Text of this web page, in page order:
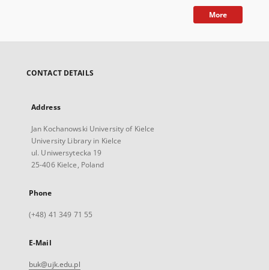
More
CONTACT DETAILS
Address
Jan Kochanowski University of Kielce
University Library in Kielce
ul. Uniwersytecka 19
25-406 Kielce, Poland
Phone
(+48) 41 349 71 55
E-Mail
buk@ujk.edu.pl